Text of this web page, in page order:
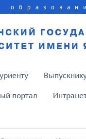
ИМЕНИ
портал